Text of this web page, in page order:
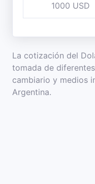
1000 USD
La cotización del
tomada de
cambiario y medios
Argentina.